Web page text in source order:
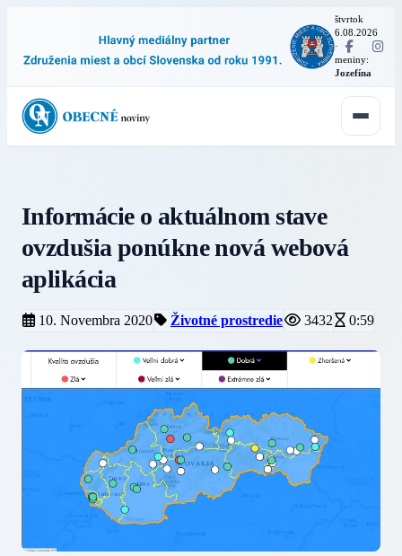
štvrtok
6.08.2026
·
meniny:
Jozefína
Informácie o aktuálnom stave
ovzdušia ponúkne nová webová
aplikácia
10. Novembra 2020 Životné prostredie 3432 0:59